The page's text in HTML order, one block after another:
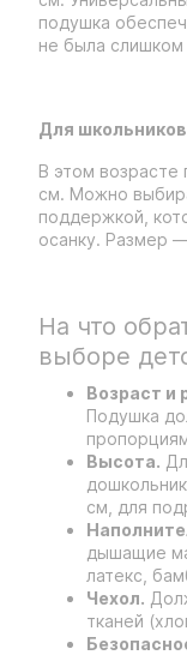
подушка
не была слишком
Для
В этом
см. Можно
поддержкой,
осанку. Размер
На что
выборе
Возраст и
Подушка
Высота.
см, для
дышащие
латекс,
Чехол.
тканей